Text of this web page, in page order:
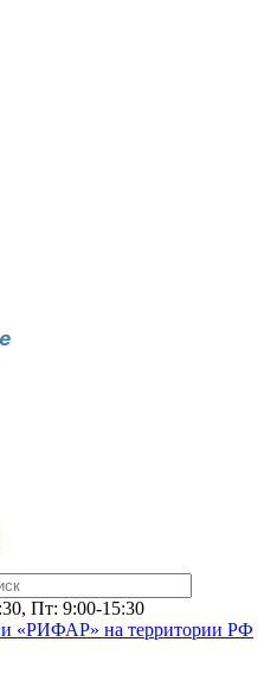
Пт: 9:00-15:30
«РИФАР» на территории РФ